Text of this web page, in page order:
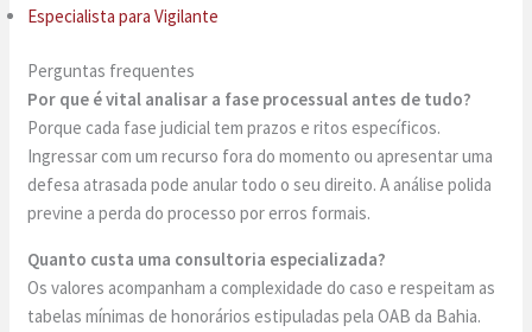
Especialista para Vigilante
Perguntas frequentes
Por que é vital analisar a fase processual antes de tudo?
Porque cada fase judicial tem prazos e ritos específicos.
Ingressar com um recurso fora do momento ou apresentar uma
defesa atrasada pode anular todo o seu direito. A análise polida
previne a perda do processo por erros formais.
Quanto custa uma consultoria especializada?
Os valores acompanham a complexidade do caso e respeitam as
tabelas mínimas de honorários estipuladas pela OAB da Bahia.